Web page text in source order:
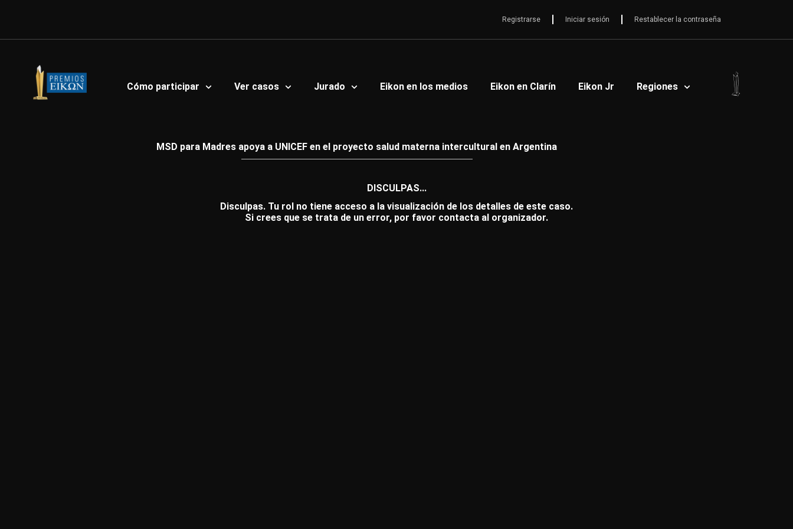
contenido
Registrarse Iniciar sesión Restablecer la contraseña
Cómo participar Ver casos Jurado Eikon en los medios Eikon en Clarín Eikon Jr Regiones
MSD para Madres apoya a UNICEF en el proyecto salud materna intercultural en Argentina
DISCULPAS...
Disculpas. Tu rol no tiene acceso a la visualización de los detalles de este caso.
Si crees que se trata de un error, por favor contacta al organizador.